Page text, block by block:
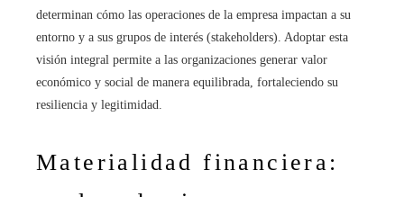
determinan cómo las operaciones de la empresa impactan a su
entorno y a sus grupos de interés (stakeholders). Adoptar esta
visión integral permite a las organizaciones generar valor
económico y social de manera equilibrada, fortaleciendo su
resiliencia y legitimidad.
Materialidad financiera: